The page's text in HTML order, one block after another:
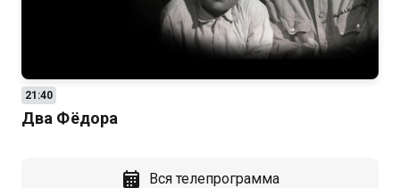
21:40
Два Фёдора
Вся телепрограмма